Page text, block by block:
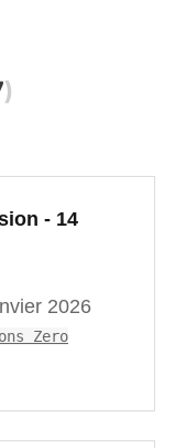
- 14
2026
Zero